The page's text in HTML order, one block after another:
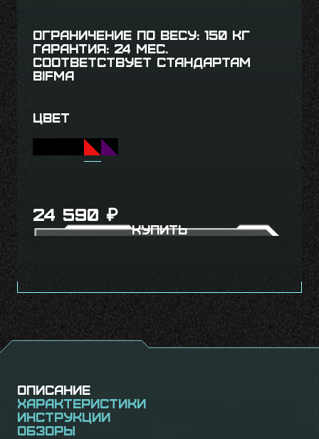
Ограничение по весу: 150 кг
Гарантия: 24 мес.
Соответствует стандартам
BIFMA
Цвет
24 590 ₽
Купить
Описание
Характеристики
Инструкции
Обзоры